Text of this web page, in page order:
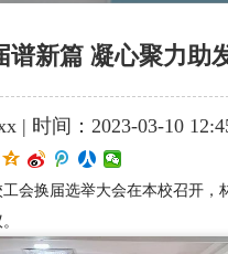
谱新篇 凝心聚力助
| 时间：2023-03-10
工会换届选举大会在本校召开